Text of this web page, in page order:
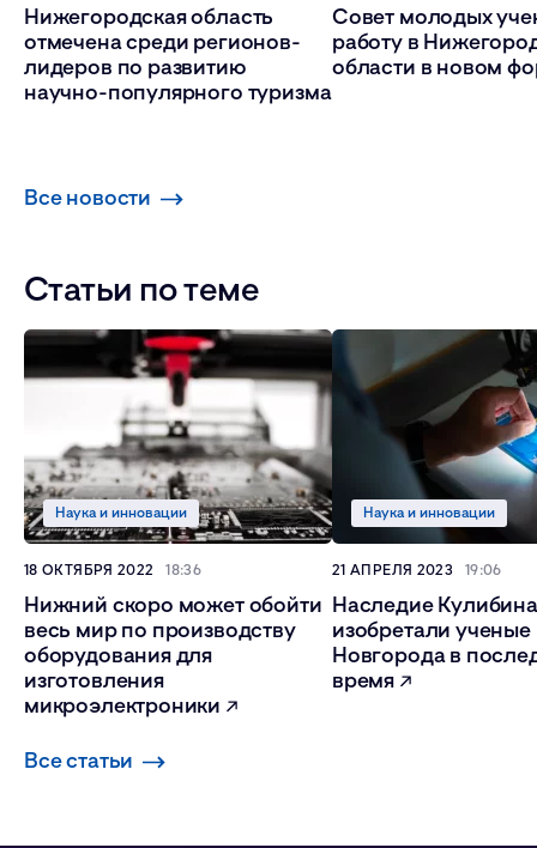
Нижегородская область
отмечена среди регионов-
лидеров по развитию
научно-популярного туризма
Совет молодых
работу в
области в новом
Все новости
Статьи по теме
Нижний скоро может обойти
весь мир по производству
оборудования для
изготовления
микроэлектроники
Наука и инновации
18 ОКТЯБРЯ 2022 18:36
Наследие
изобретали
Новгорода в
время
Наука и инновации
21 АПРЕЛЯ 2023 19:06
Все статьи